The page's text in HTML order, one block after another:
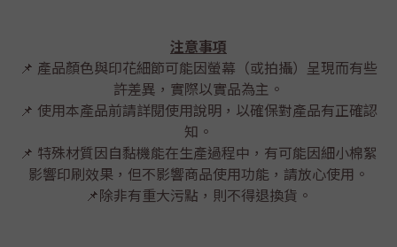
注意事項
📌 產品顏色與印花細節可能因螢幕（或拍攝）呈現而有些
許差異，實際以實品為主。
📌 使用本產品前請詳閱使用說明，以確保對產品有正確認
知。
📌 特殊材質因自黏機能在生產過程中，有可能因細小棉絮
影響印刷效果，但不影響商品使用功能，請放心使用。
📌除非有重大污點，則不得退換貨。